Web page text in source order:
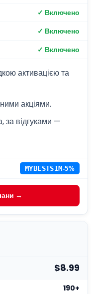
✓ Включено
✓ Включено
✓ Включено
активацією та
акціями.
за відгуками —
MYBESTSIM-5%
→
$8.99
190+